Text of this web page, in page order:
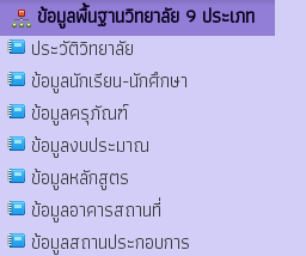
ข้อมูลพื้นฐานวิทยาลัย 9 ประเภท
ประวัติวิทยาลัย
ข้อมูลนักเรียน-นักศึกษา
ข้อมูลครุภัณฑ์
ข้อมูลงบประมาณ
ข้อมูลหลักสูตร
ข้อมูลอาคารสถานที่
ข้อมูลสถานประกอบการ